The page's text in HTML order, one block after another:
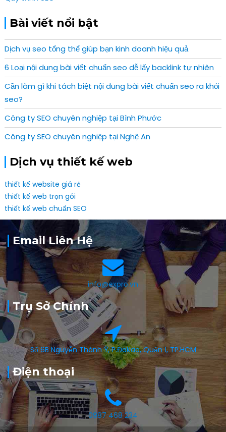
Bài viết nổi bật
Dịch vụ seo tổng thể giúp bạn kinh doanh hiệu quả
6 Loại nội dung bài viết chuẩn seo dễ lấy backlink tự nhiên
Cần làm gì khi tách biệt nội dung bài viết chuẩn seo ra khỏi
seo?
Công ty SEO chuyên nghiệp tại Bình Phước
Công ty SEO chuyên nghiệp tại Nghệ An
Dịch vụ thiết kế web
thiết kế website giá rẻ
thiết kế web trọn gói
thiết kế web chuẩn SEO
Email Liên Hệ
info@expro.vn
Trụ Sở Chính
Số 6B Nguyễn Thành Ý, P.ĐaKao, Quận 1, TP.HCM
Điện thoại
0987 468 234